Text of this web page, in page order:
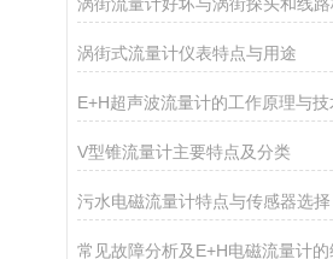
涡街式流量计仪表特点与用途
V型锥流量计主要特点及分类
污水电磁流量计特点与传感器选择